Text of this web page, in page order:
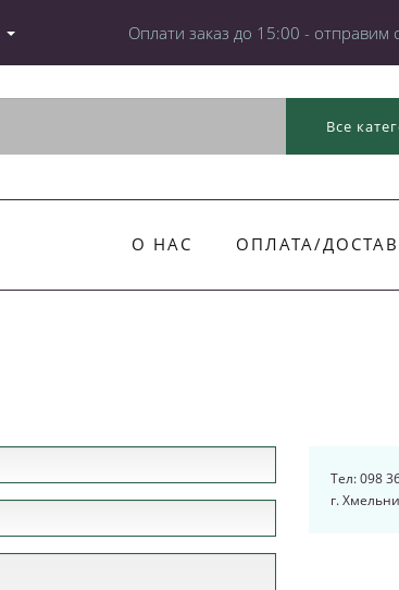
Оплати заказ до 15:00 - отправим
Все
О НАС ОПЛАТА/
Тел: 098
г.